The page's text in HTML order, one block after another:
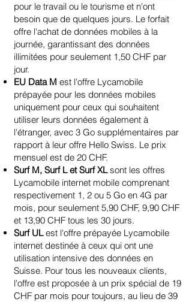
pour le travail ou le tourisme et n'ont
besoin que de quelques jours. Le forfait
offre l'achat de données mobiles à la
journée, garantissant des données
illimitées pour seulement 1,50 CHF par
jour.
EU Data M est l'offre Lycamobile
prépayée pour les données mobiles
uniquement pour ceux qui souhaitent
utiliser leurs données également à
l'étranger, avec 3 Go supplémentaires par
rapport à leur offre Hello Swiss. Le prix
mensuel est de 20 CHF.
Surf M, Surf L et Surf XLsont les offres
Lycamobile internet mobile comprenant
respectivement 1, 2 ou 5 Go en 4G par
mois, pour seulement 5,90 CHF, 9,90 CHF
et 13,90 CHF tous les 30 jours.
Surf ULest l'offre prépayée Lycamobile
internet destinée à ceux qui ont une
utilisation intensive des données en
Suisse. Pour tous les nouveaux clients,
l'offre est proposée à un prix spécial de 19
CHF par mois pour toujours, au lieu de 39